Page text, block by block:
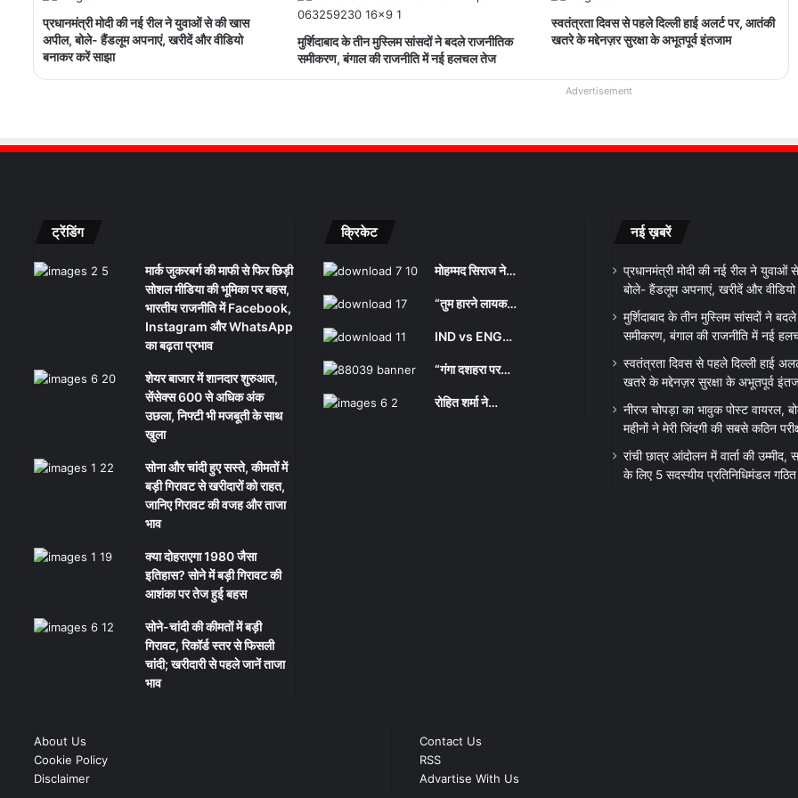
प्रधानमंत्री मोदी की नई रील ने युवाओं से की खास
अपील, बोले- हैंडलूम अपनाएं, खरीदें और वीडियो
बनाकर करें साझा
मुर्शिदाबाद के तीन मुस्लिम सांसदों ने बदले राजनीतिक
समीकरण, बंगाल की राजनीति में नई हलचल तेज
स्वतंत्रता दिवस से पहले दिल्ली हाई अलर्ट पर, आतंकी
खतरे के मद्देनज़र सुरक्षा के अभूतपूर्व इंतजाम
Advertisement
ट्रेंडिंग
मार्क जुकरबर्ग की माफी से फिर छिड़ी
सोशल मीडिया की भूमिका पर बहस,
भारतीय राजनीति में Facebook,
Instagram और WhatsApp
का बढ़ता प्रभाव
शेयर बाजार में शानदार शुरुआत,
सेंसेक्स 600 से अधिक अंक
उछला, निफ्टी भी मजबूती के साथ
खुला
सोना और चांदी हुए सस्ते, कीमतों में
बड़ी गिरावट से खरीदारों को राहत,
जानिए गिरावट की वजह और ताजा
भाव
क्या दोहराएगा 1980 जैसा
इतिहास? सोने में बड़ी गिरावट की
आशंका पर तेज हुई बहस
सोने-चांदी की कीमतों में बड़ी
गिरावट, रिकॉर्ड स्तर से फिसली
चांदी; खरीदारी से पहले जानें ताजा
भाव
क्रिकेट
मोहम्मद सिराज ने…
“तुम हारने लायक…
IND vs ENG…
“गंगा दशहरा पर…
रोहित शर्मा ने…
नई ख़बरें
प्रधानमंत्री मोदी की नई रील ने
बोले- हैंडलूम अपनाएं, खरीदें और
मुर्शिदाबाद के तीन मुस्लिम सांसदों ने
समीकरण, बंगाल की राजनीति में नई
स्वतंत्रता दिवस से पहले दिल्ली हाई
खतरे के मद्देनज़र सुरक्षा के अभूतपूर्व
नीरज चोपड़ा का भावुक पोस्ट वायरल,
महीनों ने मेरी जिंदगी की सबसे कठिन
रांची छात्र आंदोलन में वार्ता की उम्मीद,
के लिए 5 सदस्यीय प्रतिनिधिमंडल गठित
About Us
Cookie Policy
Disclaimer
Contact Us
RSS
Advartise With Us